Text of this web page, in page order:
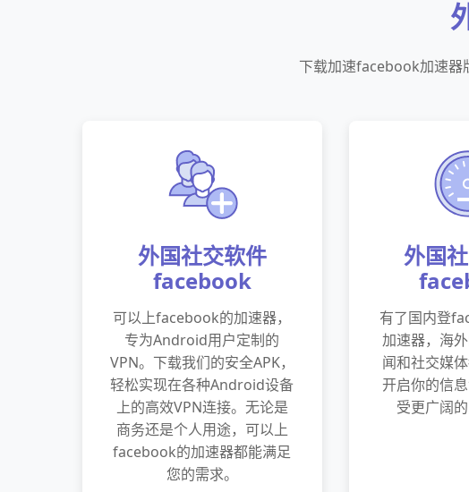
下载加速facebook加速器
外国社交软件
facebook
可以上facebook的加速器，
专为Android用户定制的
VPN。下载我们的安全APK，
轻松实现在各种Android设备
上的高效VPN连接。无论是
商务还是个人用途，可以上
facebook的加速器都能满足
您的需求。
外国
有了国内登
加速器，海
闻和社交媒
开启你的信
受更广阔的